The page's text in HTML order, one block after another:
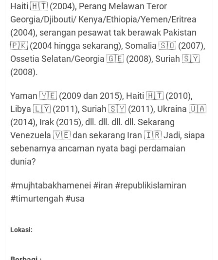
Haiti 🇭🇹 (2004), Perang Melawan Teror
Georgia/Djibouti/ Kenya/Ethiopia/Yemen/Eritrea
(2004), serangan pesawat tak berawak Pakistan
🇵🇰 (2004 hingga sekarang), Somalia 🇸🇴 (2007),
Ossetia Selatan/Georgia 🇬🇪 (2008), Suriah 🇸🇾
(2008).
Yaman 🇾🇪 (2009 dan 2015), Haiti 🇭🇹 (2010),
Libya 🇱🇾 (2011), Suriah 🇸🇾 (2011), Ukraina 🇺🇦
(2014), Irak (2015), dll. dll. dll. dll. Sekarang
Venezuela 🇻🇪 dan sekarang Iran 🇮🇷 Jadi, siapa
sebenarnya ancaman nyata bagi perdamaian
dunia?
#mujhtabakhamenei #iran #republikislamiran
#timurtengah #usa
Lokasi: